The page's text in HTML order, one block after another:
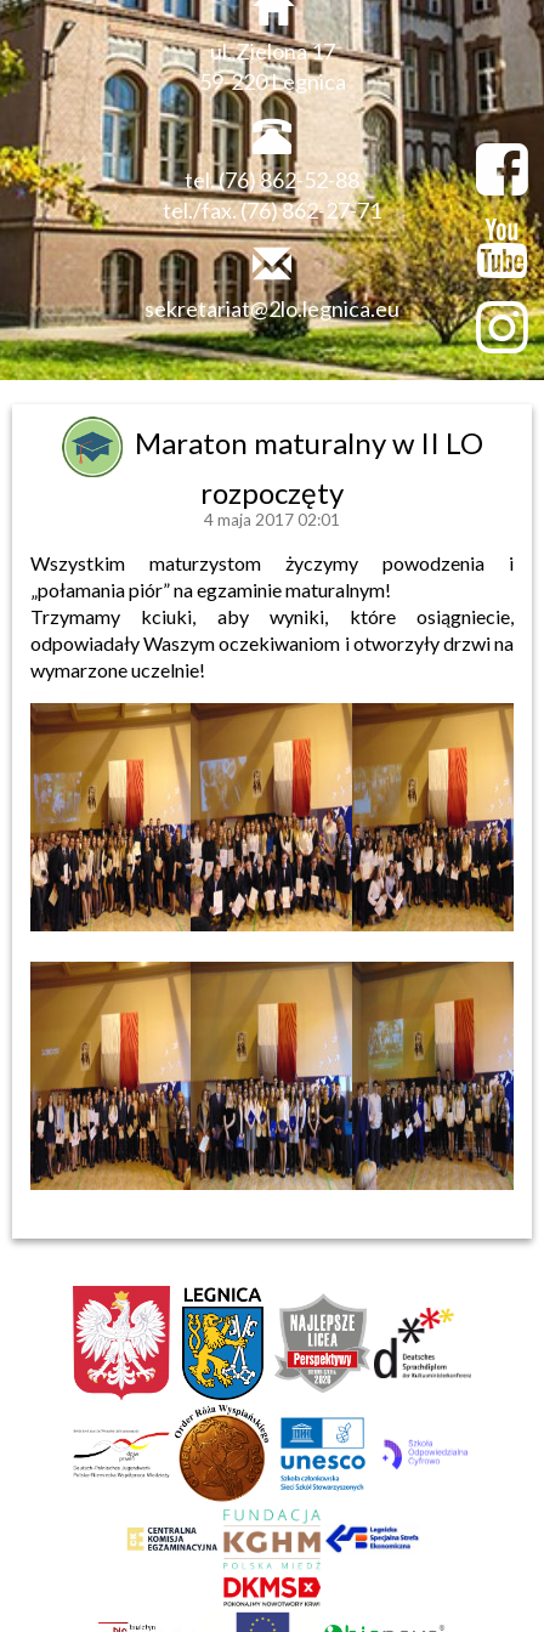
ul. Zielona 17
59-220 Legnica
tel. (76) 862-52-88
tel./fax. (76) 862-27-71
sekretariat@2lo.legnica.eu
Maraton maturalny w II LO
rozpoczęty
4 maja 2017 02:01
Wszystkim maturzystom życzymy powodzenia i
„połamania piór” na egzaminie maturalnym!
Trzymamy kciuki, aby wyniki, które osiągniecie,
odpowiadały Waszym oczekiwaniom i otworzyły drzwi na
wymarzone uczelnie!